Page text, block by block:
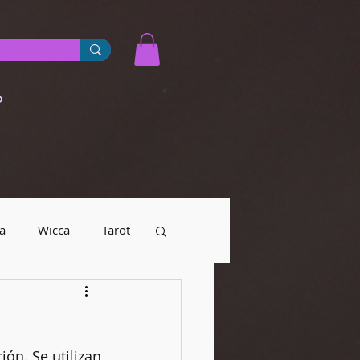
Wicca Tarot
urbanas
Se utilizan